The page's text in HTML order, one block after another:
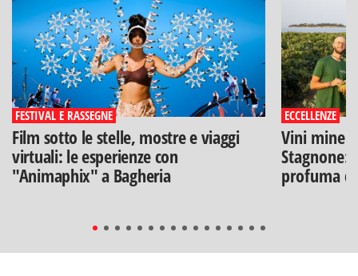
FESTIVAL E RASSEGNE
Film sotto le stelle, mostre e viaggi
virtuali: le esperienze con
"Animaphix" a Bagheria
ECCELLENZE
Vini
Stagnone:
profuma